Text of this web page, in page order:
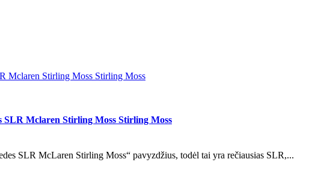
Mclaren Stirling Moss Stirling Moss
SLR Mclaren Stirling Moss Stirling Moss
SLR McLaren Stirling Moss“ pavyzdžius, todėl tai yra rečiausias SLR,...